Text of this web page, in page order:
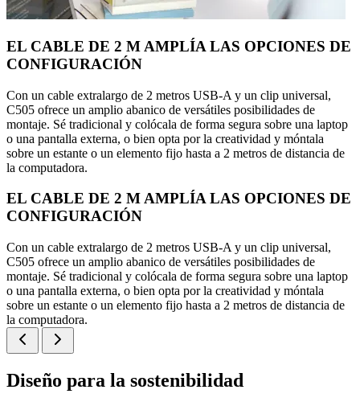
EL CABLE DE 2 M AMPLÍA LAS OPCIONES DE
CONFIGURACIÓN
Con un cable extralargo de 2 metros USB-A y un clip universal,
C505 ofrece un amplio abanico de versátiles posibilidades de
montaje. Sé tradicional y colócala de forma segura sobre una laptop
o una pantalla externa, o bien opta por la creatividad y móntala
sobre un estante o un elemento fijo hasta a 2 metros de distancia de
la computadora.
EL CABLE DE 2 M AMPLÍA LAS OPCIONES DE
CONFIGURACIÓN
Con un cable extralargo de 2 metros USB-A y un clip universal,
C505 ofrece un amplio abanico de versátiles posibilidades de
montaje. Sé tradicional y colócala de forma segura sobre una laptop
o una pantalla externa, o bien opta por la creatividad y móntala
sobre un estante o un elemento fijo hasta a 2 metros de distancia de
la computadora.
Diseño para la sostenibilidad